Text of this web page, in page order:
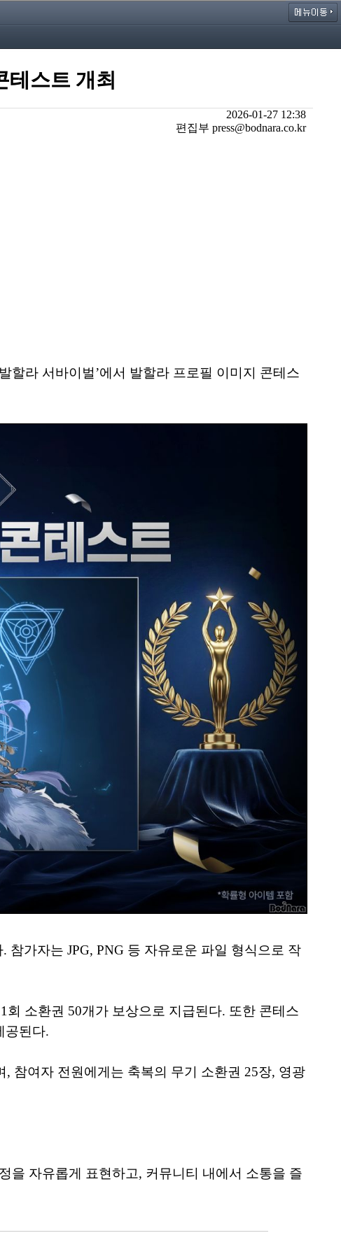
테스트 개최
2026-01-27 12:38
편집부 press@bodnara.co.kr
할라 서바이벌’에서 발할라 프로필 이미지 콘테스
참가자는 JPG, PNG 등 자유로운 파일 형식으로 작
소환권 50개가 보상으로 지급된다. 또한 콘테스
공된다.
참여자 전원에게는 축복의 무기 소환권 25장, 영광
을 자유롭게 표현하고, 커뮤니티 내에서 소통을 즐